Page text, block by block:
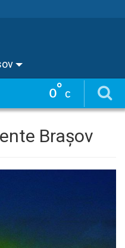
0° C
Brașov